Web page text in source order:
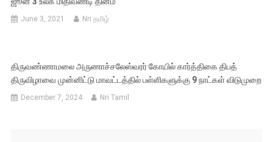
June 3, 2021 Nri தமிழ்
திருவண்ணாமலை அருணாச்சலேஸ்வரர் கோயில் கார்த்திகை திபத்
திருவிழாவை முன்னிட்டு மாவட்டத்தில் பள்ளிகளுக்கு 9 நாட்கள் விடுமுறை
December 7, 2024 Nri Tamil